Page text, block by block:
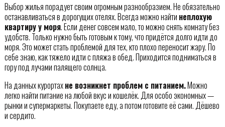
Выбор жилья порадует своим огромным разнообразием. Не обязательно
останавливаться в дорогущих отелях. Всегда можно найти неплохую
квартиру у моря. Если денег совсем мало, то можно снять комнату без
удобств. Только нужно быть готовым к тому, что придётся долго идти до
моря. Это может стать проблемой для тех, кто плохо переносит жару. По
себе знаю, как тяжело идти с пляжа в обед. Приходится подниматься в
гору под лучами палящего солнца.
На данных курортахне возникнет проблем с питанием.Можно
легко найти питание на любой вкус и кошелёк. Для особо экономных —
рынки и супермаркеты. Покупаете еду, а потом готовите её сами. Дёшево
и сердито.